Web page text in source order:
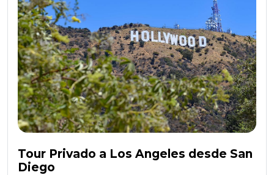
Tour Privado a Los Angeles desde San
Diego